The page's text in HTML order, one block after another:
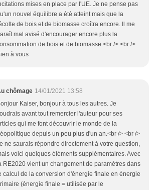
mises en place par l'UE. Je ne pense pas
nouvel équilibre a été atteint mais que la
de bois et de biomasse croîtra encore. Il me
mal avisé d'encourager encore plus la
de bois et de biomasse.<br /> <br />
à vous
chômage 14/01/2021 13:58
Kaiser, bonjour à tous les autres. Je
avant tout remercier l'auteur pour ses
qui me font découvrir le monde de la
depuis un peu plus d'un an.<br /> <br />
ne saurais répondre directement à votre question,
voici quelques éléments supplémentaires. Avec
RE2020 vient un changement de paramètres dans
calcul de la conversion d'énergie finale en énergie
(énergie finale = utilisée par le